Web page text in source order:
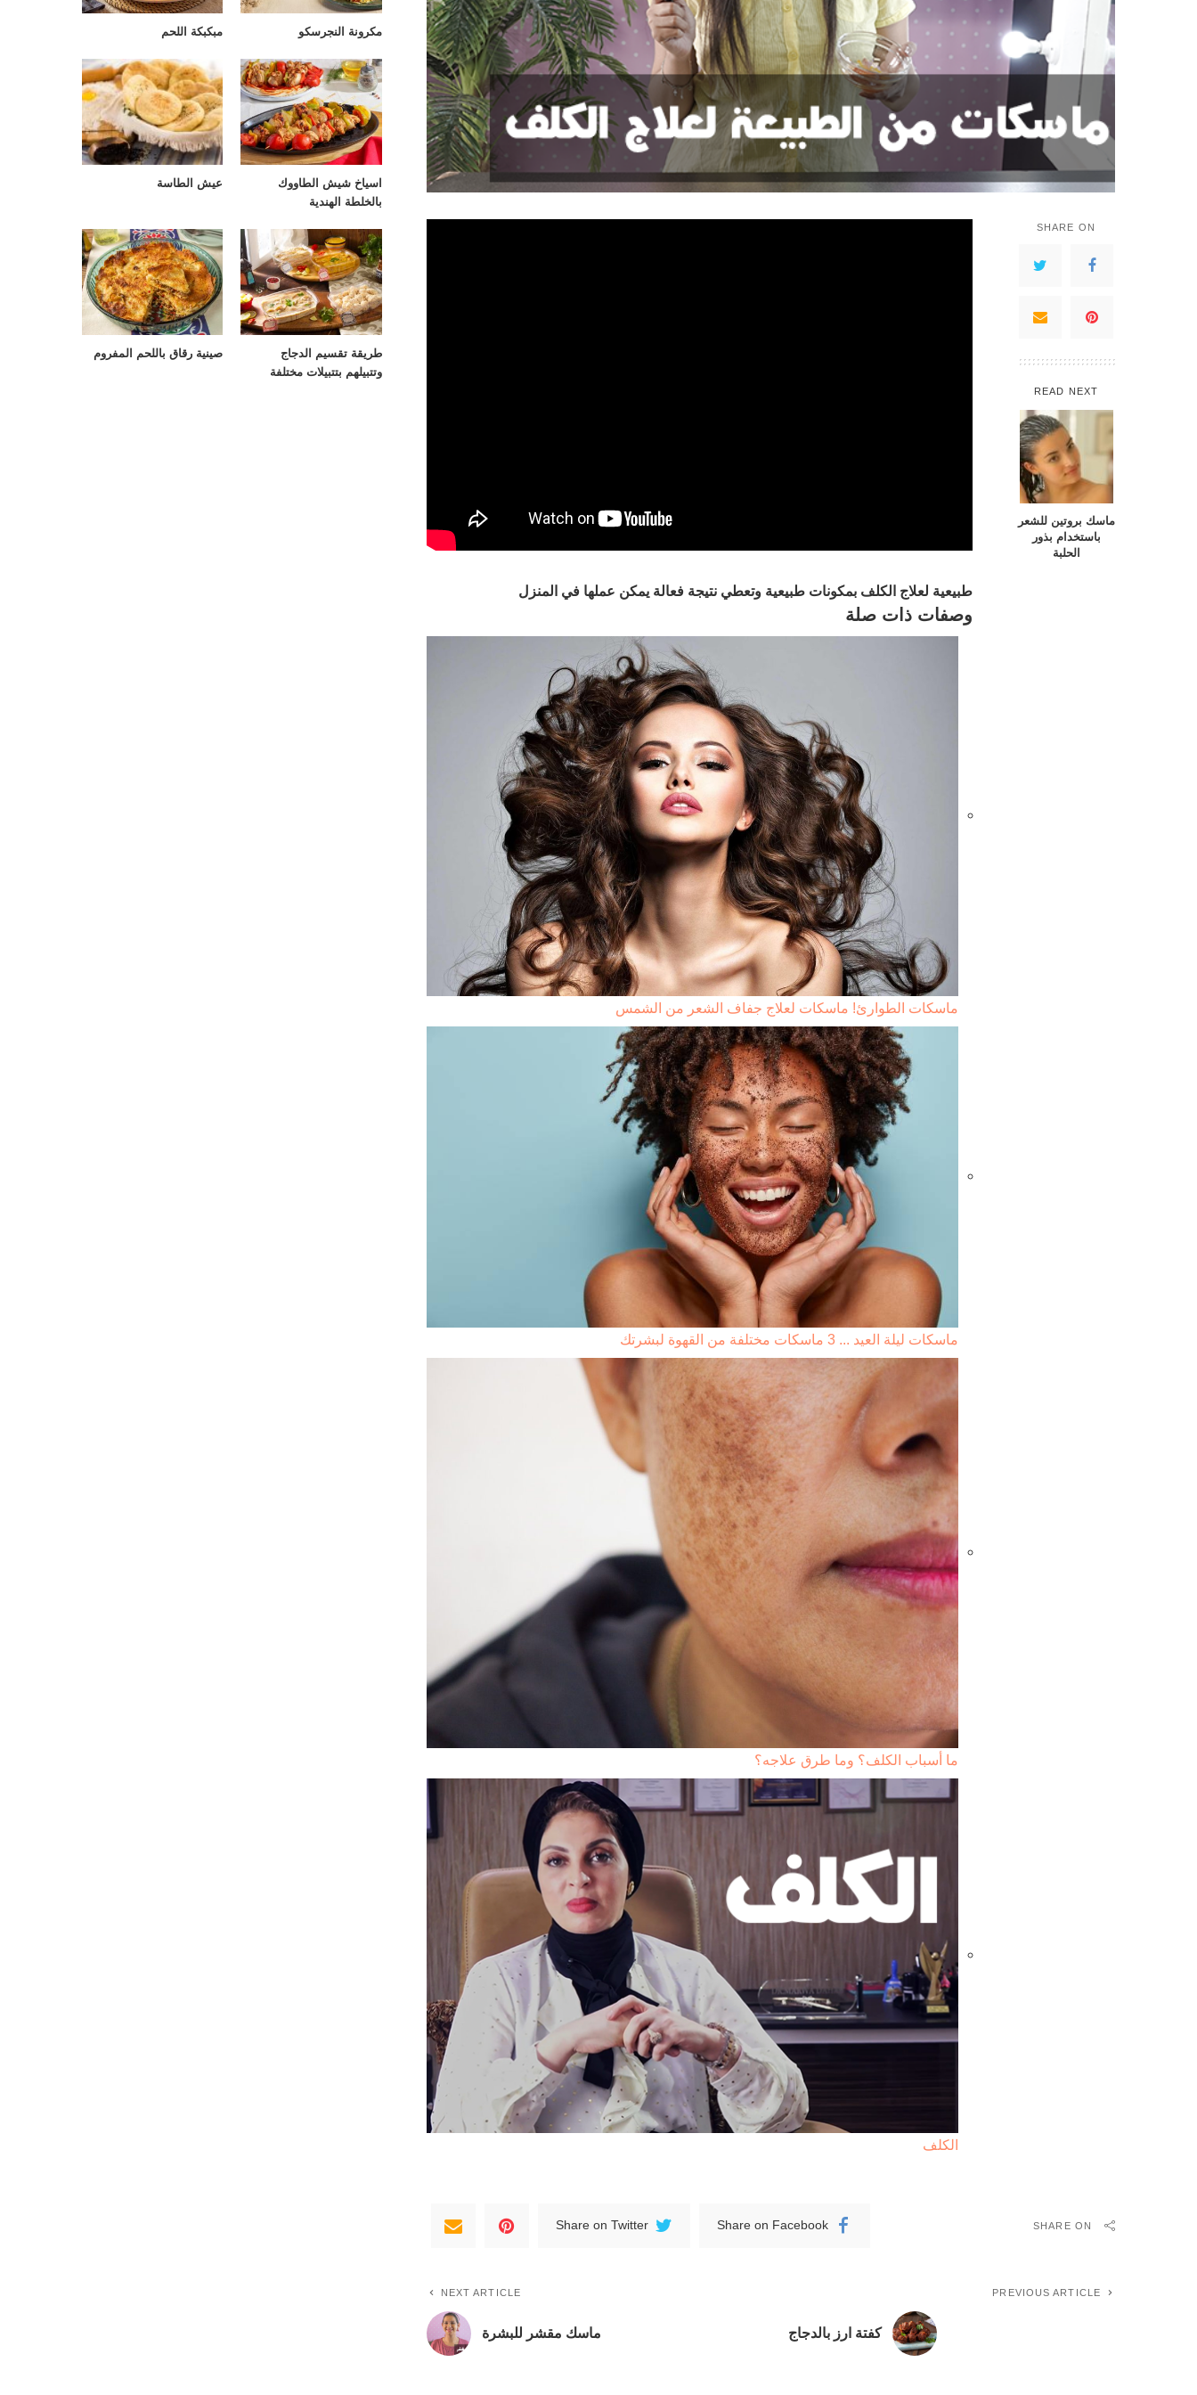
SHARE ON
READ NEXT
ماسك بروتين للشعر
باستخدام بذور
الحلبة
طبيعية لعلاج الكلف بمكونات طبيعية وتعطي نتيجة فعالة يمكن عملها في المنزل
وصفات ذات صلة
ماسكات الطوارئ! ماسكات لعلاج جفاف الشعر من الشمس
ماسكات ليلة العيد ... 3 ماسكات مختلفة من القهوة لبشرتك
ما أسباب الكلف؟ وما طرق علاجه؟
الكلف
SHARE ON
Share on Facebook
Share on Twitter
PREVIOUS ARTICLE
كفتة ارز بالدجاج
NEXT ARTICLE
ماسك مقشر للبشرة
مكرونة النجرسكو مبكبكة اللحم
اسياخ شيش الطاووك
بالخلطة الهندية
عيش الطاسة
طريقة تقسيم الدجاج
وتتبيلهم بتتبيلات مختلفة
صينية رقاق باللحم المفروم